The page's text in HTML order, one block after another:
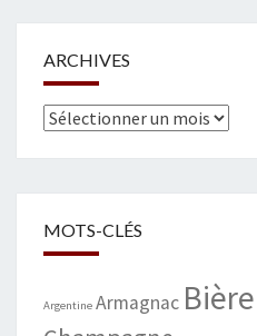
ARCHIVES
Archives
MOTS-CLÉS
Argentine Armagnac Bière